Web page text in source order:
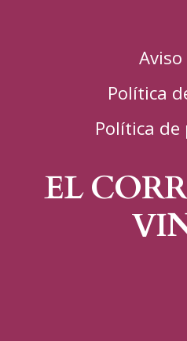
Política
Política
EL